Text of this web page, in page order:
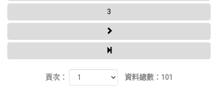
3
頁次： 資料總數：101